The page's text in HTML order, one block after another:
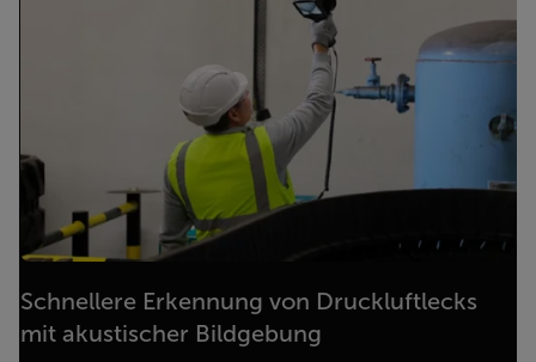
Schnellere Erkennung von Druckluftlecks
mit akustischer Bildgebung